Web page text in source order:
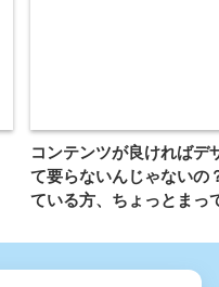
コンテンツが良ければデ
て要らないんじゃないの
ている方、ちょっとまっ